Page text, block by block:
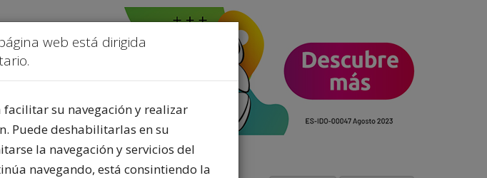
web está dirigida
su navegación y realizar
Puede deshabilitarlas en su
la navegación y servicios del
navegando, está consintiendo la